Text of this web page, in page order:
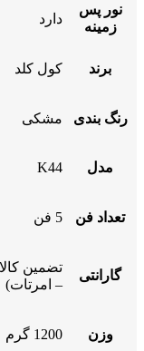
نور پس
زمینه
دارد
برند کول کلد
رنگ بندی مشکی
مدل K44
تعداد فن 5 فن
گارانتی
تضمین
– امرتات)
وزن 1200 گرم